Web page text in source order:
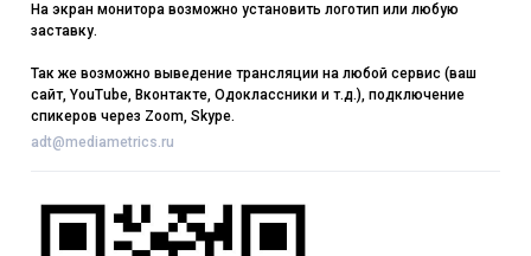
На экран монитора возможно установить логотип или любую
заставку.
Так же возможно выведение трансляции на любой сервис (ваш
сайт, YouTube, Вконтакте, Одоклассники и т.д.), подключение
спикеров через Zoom, Skype.
adt@mediametrics.ru